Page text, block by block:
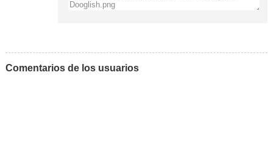
Comentarios de los usuarios